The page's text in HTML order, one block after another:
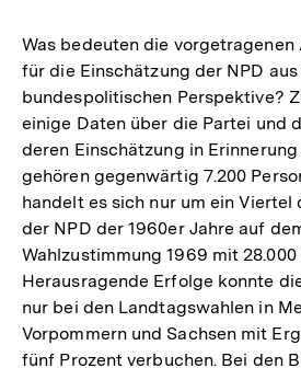
Was bedeuten die vorgetragenen
für die Einschätzung der NPD
bundespolitischen Perspektive?
einige Daten über die Partei und
deren Einschätzung in
gehören gegenwärtig 7.200
handelt es sich nur um ein
der NPD der 1960er Jahre auf
Wahlzustimmung 1969 mit 28.000
Herausragende Erfolge konnte
nur bei den Landtagswahlen in
Vorpommern und Sachsen mit
fünf Prozent verbuchen. Bei den